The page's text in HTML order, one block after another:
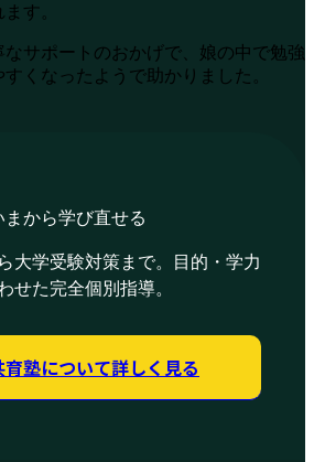
す。
サポートのおかげで、娘の中で勉強
くなったようで助かりました。
まから学び直せる
大学受験対策まで。目的・学力
せた完全個別指導。
塾について詳しく見る